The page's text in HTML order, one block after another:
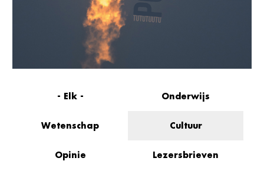
- Elk - Onderwijs
Wetenschap Cultuur
Opinie Lezersbrieven